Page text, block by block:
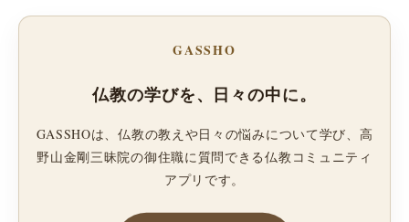
GASSHO
仏教の学びを、日々の中に。
GASSHOは、仏教の教えや日々の悩みについて学び、高
野山金剛三昧院の御住職に質問できる仏教コミュニティ
アプリです。